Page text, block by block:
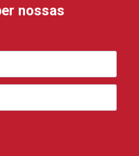
nossas